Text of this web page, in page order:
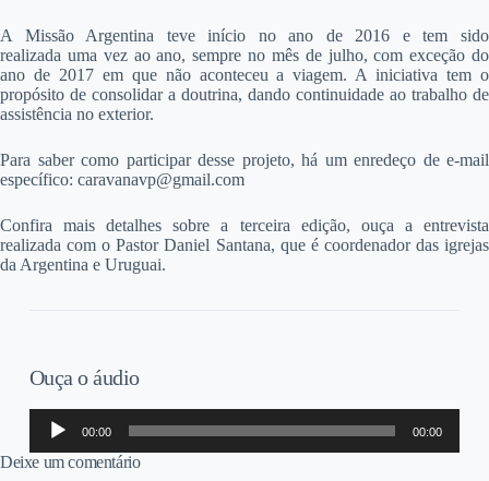
A Missão Argentina teve início no ano de 2016 e tem sido
realizada uma vez ao ano, sempre no mês de julho, com exceção do
ano de 2017 em que não aconteceu a viagem. A iniciativa tem o
propósito de consolidar a doutrina, dando continuidade ao trabalho de
assistência no exterior.
Para saber como participar desse projeto, há um enredeço de e-mail
específico: caravanavp@gmail.com
Confira mais detalhes sobre a terceira edição, ouça a entrevista
realizada com o Pastor Daniel Santana, que é coordenador das igrejas
da Argentina e Uruguai.
Ouça o áudio
Tocador
áudio
00:00 00:00
Deixe um comentário